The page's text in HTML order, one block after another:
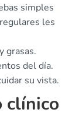
simples
les
grasas.
del día.
su vista.
clínico